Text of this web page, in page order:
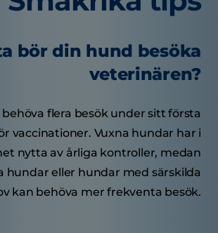
bör din hund besöka
veterinären?
flera besök under sitt första
vaccinationer. Vuxna hundar har i
nytta av årliga kontroller, medan
hundar eller hundar med särskilda
kan behöva mer frekventa besök.